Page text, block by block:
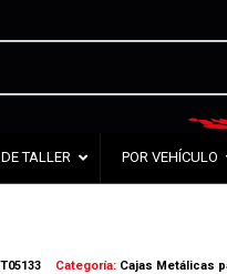
TALLER POR VEHÍCULO
Categoría: Cajas Metálicas